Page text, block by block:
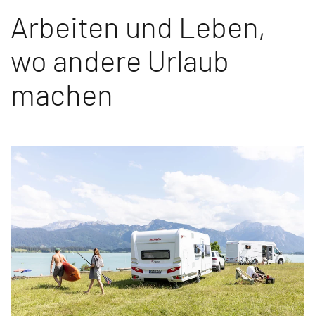
Arbeiten und Leben,
wo andere Urlaub
machen